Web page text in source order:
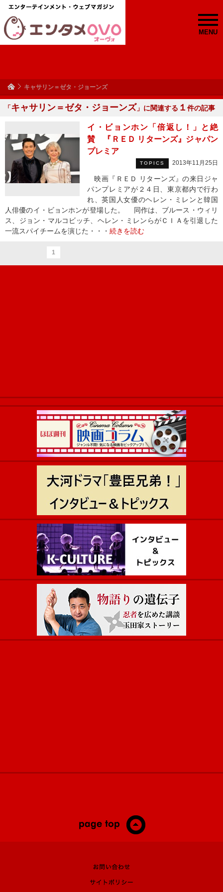
MENU
キャサリン＝ゼタ・ジョーンズ
「キャサリン＝ゼタ・ジョーンズ 」に関連する １ 件の記事
イ・ビョンホン「倍返し！」と絶
賛 『ＲＥＤ リターンズ』ジャパン
プレミア
TOPICS 2013年11月25日
映画『ＲＥＤ リターンズ』の来日ジャ
パンプレミアが２４日、東京都内で行わ
れ、英国人女優のヘレン・ミレンと韓国
人俳優のイ・ビョンホンが登場した。 同作は、ブルース・ウィリ
ス、ジョン・マルコビッチ、ヘレン・ミレンらがＣＩＡを引退した
一流スパイチームを演じた・・・ 続きを読む
1